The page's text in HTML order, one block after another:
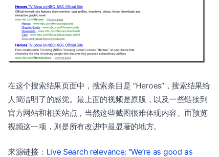
在这个搜索结果页面中，搜索条目是 “Heroes”，搜索结果给
人简洁明了的感觉。最上面的视频是原版，以及一些链接到
官方网站和相关站点，当然这些截图很难体现内容。而预览
视频这一项，则是所有改进中最显著的地方。
来源链接： Live Search relevance: “We’re as good as